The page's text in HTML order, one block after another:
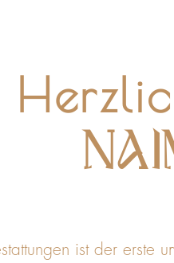
ist der erste